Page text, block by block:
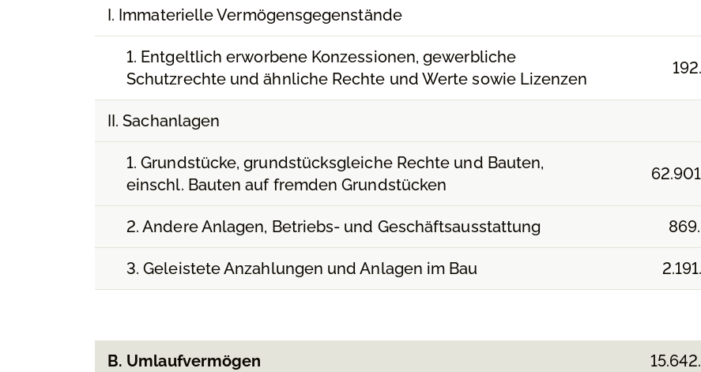
I. Immaterielle Vermögensgegenstände
1. Entgeltlich erworbene Konzessionen, gewerbliche
Schutzrechte und ähnliche Rechte und Werte sowie Lizenzen
II. Sachanlagen
1. Grundstücke, grundstücksgleiche Rechte und Bauten,
einschl. Bauten auf fremden Grundstücken
2. Andere Anlagen, Betriebs- und Geschäftsausstattung
3. Geleistete Anzahlungen und Anlagen im Bau
B. Umlaufvermögen